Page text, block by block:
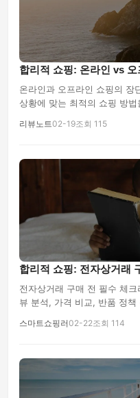
합리적 쇼핑: 온라인 vs 오
온라인과 오프라인 쇼핑의 장
상황에 맞는 최적의 쇼핑 방법
리뷰노트02-19조회 115
합리적 쇼핑: 전자상거래
전자상거래 구매 전 필수 체
뷰 분석, 가격 비교, 반품 정
스마트쇼핑러02-22조회 114